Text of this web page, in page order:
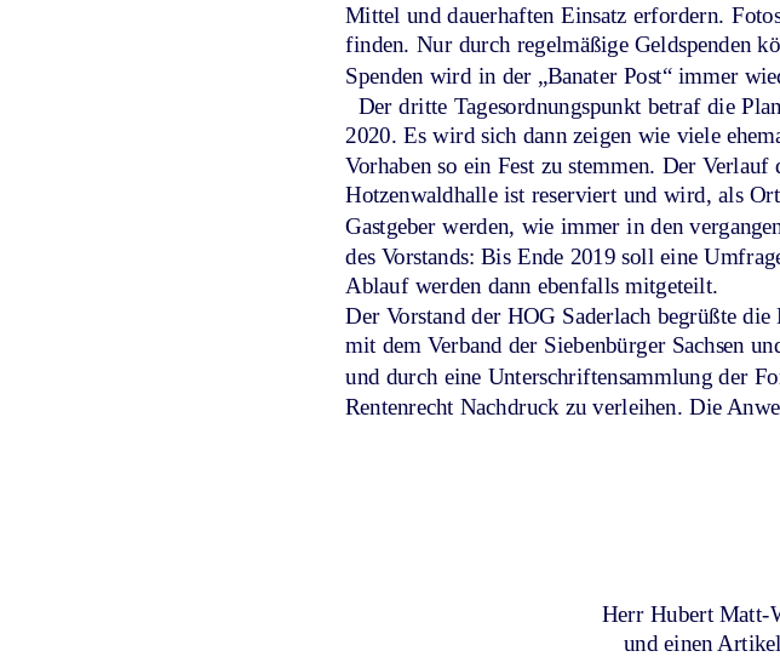
Mittel und dauerhaften Einsatz erfordern.
finden. Nur durch regelmäßige Geldspenden
Spenden wird in der „Banater Post“ immer
Der dritte Tagesordnungspunkt betraf die
2020. Es wird sich dann zeigen wie viele
Vorhaben so ein Fest zu stemmen. Der
Hotzenwaldhalle ist reserviert und wird, als
Gastgeber werden, wie immer in den
des Vorstands: Bis Ende 2019 soll eine
Ablauf werden dann ebenfalls mitgeteilt.
Der Vorstand der HOG Saderlach begrüßte
mit dem Verband der Siebenbürger Sachsen
und durch eine Unterschriftensammlung der
Rentenrecht Nachdruck zu verleihen. Die
Herr Hubert Matt-
und einen